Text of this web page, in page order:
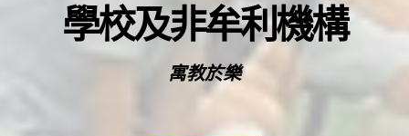
學校及非牟利機構
寓教於樂